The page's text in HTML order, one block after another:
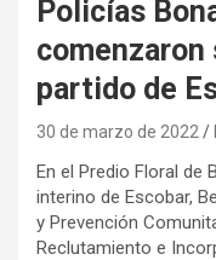
Policías
comenzaron
partido de
30 de marzo de 2022
En el Predio Floral de
interino de Escobar,
y Prevención
Reclutamiento e